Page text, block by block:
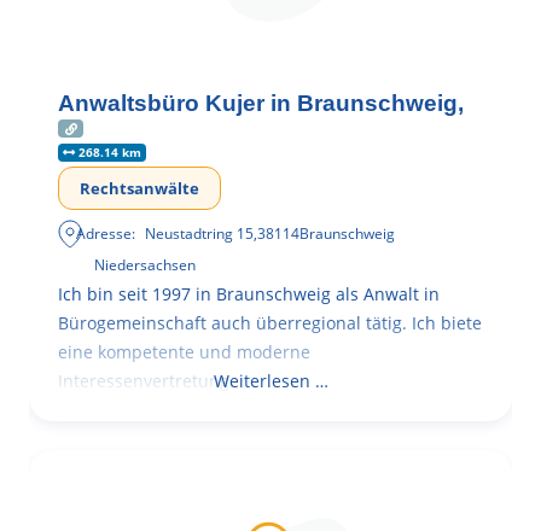
Anwaltsbüro Kujer in Braunschweig,
268.14 km
Rechtsanwälte
Adresse: Neustadtring 15,38114Braunschweig
Niedersachsen
Ich bin seit 1997 in Braunschweig als Anwalt in
Bürogemeinschaft auch überregional tätig. Ich biete
eine kompetente und moderne
Interessenvertretung,Weiterlesen …